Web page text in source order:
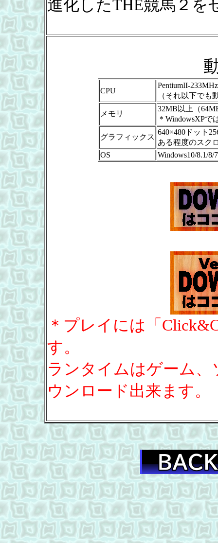
進化したTHE競馬２を
CPU
PentiumII-
（それ以下でも
メモリ
32MB以上（
＊WindowsXPで
グラフィックス
640×480ドット
ある程度のスク
OS
Windows10/8.1/8/
＊プレイには「
す。
ランタイムはゲーム
ウンロード出来ます。